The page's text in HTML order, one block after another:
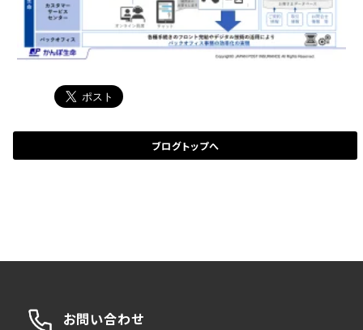
ブログトップへ
お問い合わせ